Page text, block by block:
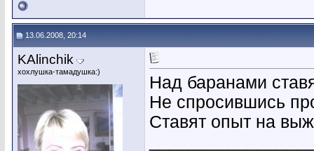
13.06.2008, 20:14
KAlinchik
хохлушка-тамадушка:)
Над баранами
Не спросившись
Ставят опыт на